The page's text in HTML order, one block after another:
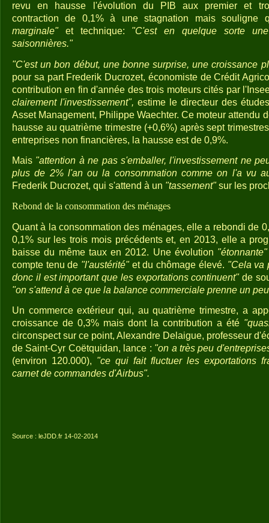
revu en hausse l'évolution du PIB aux premier et
contraction de 0,1% à une stagnation mais souligne
marginale"et technique: "C'est en quelque sorte
saisonnières."
"C'est un bon début, une bonne surprise, une croissance
pour sa part Frederik Ducrozet, économiste de Crédit
contribution en fin d'année des trois moteurs cités par
clairement l'investissement", estime le directeur des
Asset Management, Philippe Waechter. Ce moteur attendu
hausse au quatrième trimestre (+0,6%) après sept
entreprises non financières, la hausse est de 0,9%.
Mais "attention à ne pas s'emballer, l'investissement ne
plus de 2% l'an ou la consommation comme on l'a vu
Frederik Ducrozet, qui s'attend à un "tassement"sur les
Rebond de la consommation des ménages
Quant à la consommation des ménages, elle a rebondi de
0,1% sur les trois mois précédents et, en 2013, elle a
baisse du même taux en 2012. Une évolution "étonnante"
compte tenu de "l'austérité"et du chômage élevé. "Cela va
donc il est important que les exportations continuent"de
"on s'attend à ce que la balance commerciale prenne un
Un commerce extérieur qui, au quatrième trimestre, a
croissance de 0,3% mais dont la contribution a été
circonspect sur ce point, Alexandre Delaigue, professeur
de Saint-Cyr Coëtquidan, lance : "on a très peu
(environ 120.000), "ce qui fait fluctuer les exportations
carnet de commandes d'Airbus".
Source : leJDD.fr 14-02-2014